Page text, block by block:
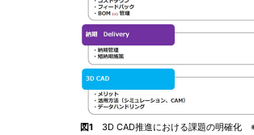
図1 3D CAD推進における課題の明確化